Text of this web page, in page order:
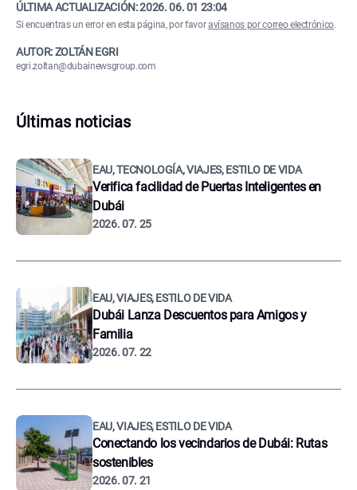
ÚLTIMA ACTUALIZACIÓN:2026. 06. 01 23:04
Si encuentras un error en esta página, por favoravísanos por correo electrónico.
AUTOR: ZOLTÁN EGRI
egri.zoltan@dubainewsgroup.com
Últimas noticias
EAU, TECNOLOGÍA, VIAJES, ESTILO DE VIDA
Verifica facilidad de Puertas Inteligentes en
Dubái
2026. 07. 25
EAU, VIAJES, ESTILO DE VIDA
Dubái Lanza Descuentos para Amigos y
Familia
2026. 07. 22
EAU, VIAJES, ESTILO DE VIDA
Conectando los vecindarios de Dubái: Rutas
sostenibles
2026. 07. 21